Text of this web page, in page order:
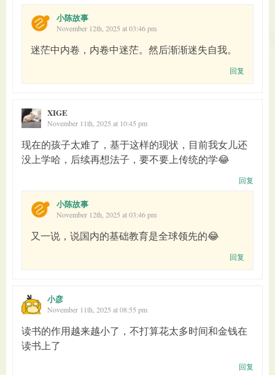
小陈故事
November 12th, 2025 at 03:46 pm
迷茫中内卷，内卷中迷茫。然后渐渐迷失自我。
回复
XIGE
November 11th, 2025 at 10:45 pm
现在的孩子太难了，基于这样的现状，目前我女儿还
没上学哈，后续再想法子，要不要上传统的学😂
回复
小陈故事
November 12th, 2025 at 03:46 pm
又一说，说国内的基础教育是全球领先的😂
回复
小彦
November 11th, 2025 at 08:55 pm
读书的作用越来越小了，不打算花太多时间和金钱在
读书上了
回复